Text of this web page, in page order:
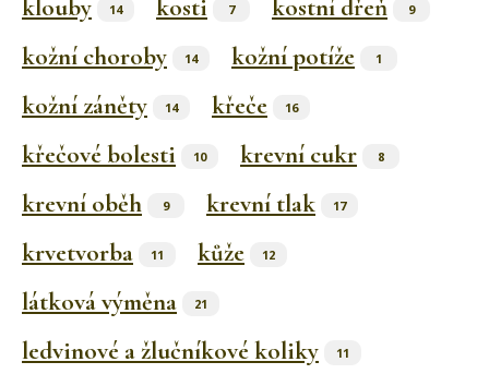
klouby 14 kosti 7 kostní dřeň 9
kožní choroby 14 kožní potíže 1
kožní záněty 14 křeče 16
křečové bolesti 10 krevní cukr 8
krevní oběh 9 krevní tlak 17
krvetvorba 11 kůže 12
látková výměna 21
ledvinové a žlučníkové koliky 11